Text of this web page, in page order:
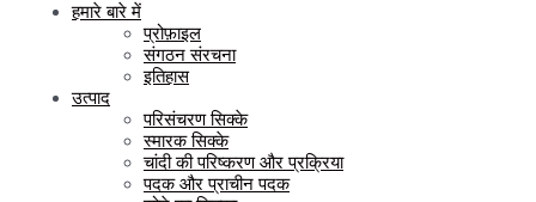
हमारे बारे में
प्रोफ़ाइल
संगठन संरचना
इतिहास
उत्पाद
परिसंचरण सिक्के
स्मारक सिक्के
चांदी की परिष्करण और प्रक्रिया
पदक और प्राचीन पदक